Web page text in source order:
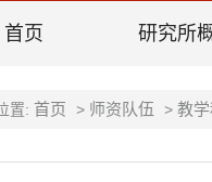
首页 研究所
置: 首页 > 师资队伍 > 教